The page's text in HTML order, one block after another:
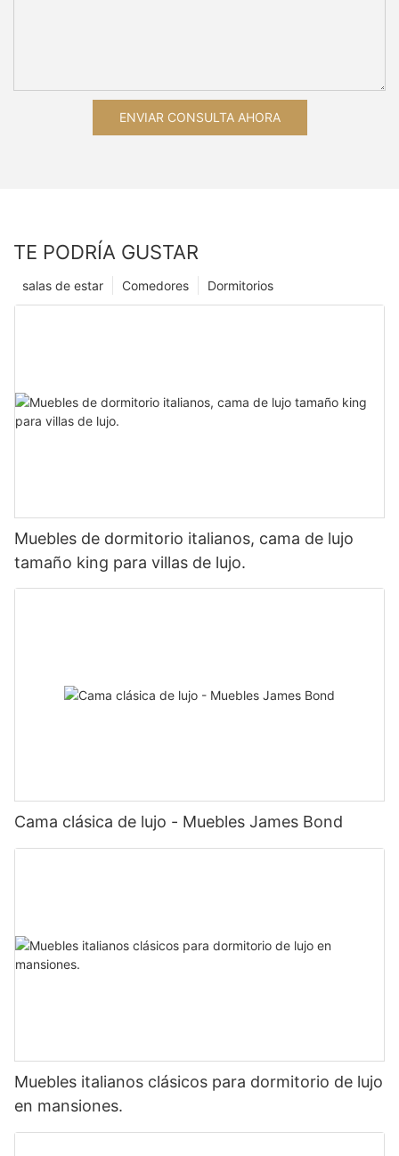
ENVIAR CONSULTA AHORA
TE PODRÍA GUSTAR
Dormitorios
Comedores
salas de estar
Muebles de dormitorio italianos, cama de lujo
tamaño king para villas de lujo.
Cama clásica de lujo - Muebles James Bond
Muebles italianos clásicos para dormitorio de lujo
en mansiones.